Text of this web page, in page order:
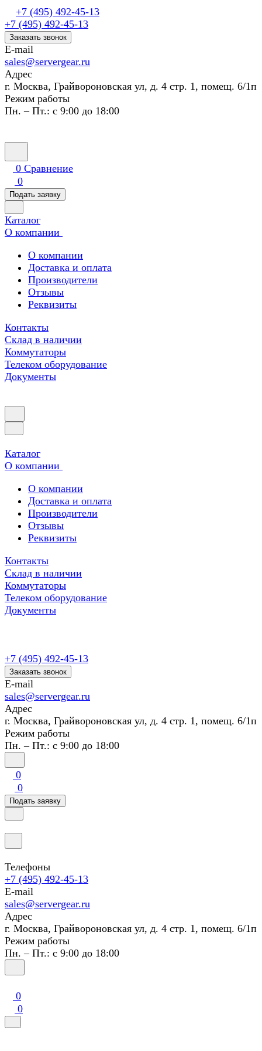
+7 (495) 492-45-13
+7 (495) 492-45-13
Заказать звонок
E-mail
sales@servergear.ru
Адрес
г. Москва, Грайвороновская ул, д. 4 стр. 1, помещ. 6/1п
Режим работы
Пн. – Пт.: с 9:00 до 18:00
0 Сравнение
0
Подать заявку
Каталог
О компании
О компании
Доставка и оплата
Производители
Отзывы
Реквизиты
Контакты
Склад в наличии
Коммутаторы
Телеком оборудование
Документы
Каталог
О компании
О компании
Доставка и оплата
Производители
Отзывы
Реквизиты
Контакты
Склад в наличии
Коммутаторы
Телеком оборудование
Документы
+7 (495) 492-45-13
Заказать звонок
E-mail
sales@servergear.ru
Адрес
г. Москва, Грайвороновская ул, д. 4 стр. 1, помещ. 6/1п
Режим работы
Пн. – Пт.: с 9:00 до 18:00
0
0
Подать заявку
Телефоны
+7 (495) 492-45-13
E-mail
sales@servergear.ru
Адрес
г. Москва, Грайвороновская ул, д. 4 стр. 1, помещ. 6/1п
Режим работы
Пн. – Пт.: с 9:00 до 18:00
0
0